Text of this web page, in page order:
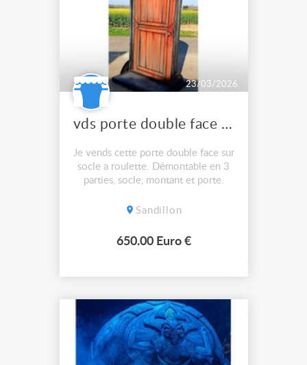
23/03/2026
vds porte double face ouvrante
Je vends cette porte double face sur
socle a roulette. Démontable en 3
parties, socle, montant et porte.
Sandillon
650.00 Euro €